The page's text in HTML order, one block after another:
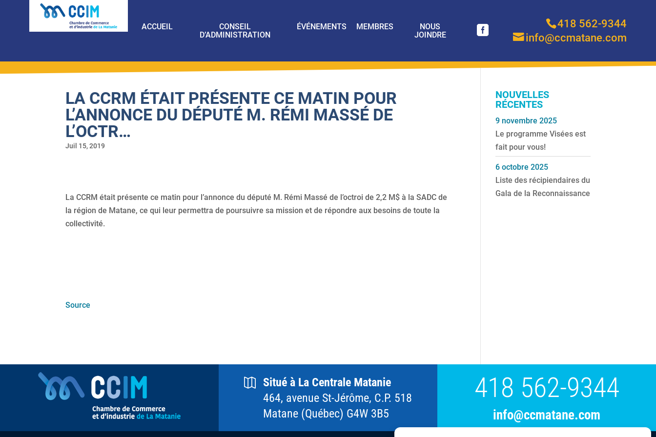
ACCUEIL
CONSEIL
D’ADMINISTRATION
ÉVÉNEMENTS MEMBRES
NOUS
JOINDRE
418 562-9344
info@ccmatane.com
LA CCRM ÉTAIT PRÉSENTE CE MATIN POUR
L’ANNONCE DU DÉPUTÉ M. RÉMI MASSÉ DE
L’OCTR…
Juil 15, 2019
La CCRM était présente ce matin pour l’annonce du député M. Rémi Massé de l’octroi de 2,2 M$ à la SADC de
la région de Matane, ce qui leur permettra de poursuivre sa mission et de répondre aux besoins de toute la
collectivité.
Source
NOUVELLES
RÉCENTES
Le programme Visées est
fait pour vous!
9 novembre 2025
Liste des récipiendaires du
Gala de la Reconnaissance
6 octobre 2025
Situé à La Centrale Matanie
464, avenue St-Jérôme, C.P. 518
Matane (Québec) G4W 3B5
418 562-9344
info@ccmatane.com